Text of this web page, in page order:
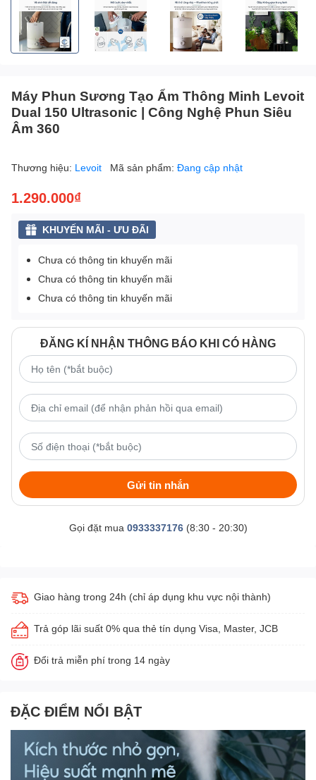
Máy Phun Sương Tạo Ẩm Thông Minh Levoit
Dual 150 Ultrasonic | Công Nghệ Phun Siêu
Âm 360
Thương hiệu: Levoit Mã sản phẩm: Đang cập nhật
1.290.000₫
KHUYẾN MÃI - ƯU ĐÃI
Chưa có thông tin khuyến mãi
Chưa có thông tin khuyến mãi
Chưa có thông tin khuyến mãi
ĐĂNG KÍ NHẬN THÔNG BÁO KHI CÓ HÀNG
Gửi tin nhắn
Gọi đặt mua 0933337176(8:30 - 20:30)
Giao hàng trong 24h (chỉ áp dụng khu vực nội thành)
Trả góp lãi suất 0% qua thẻ tín dụng Visa, Master, JCB
Đổi trả miễn phí trong 14 ngày
ĐẶC ĐIỂM NỔI BẬT